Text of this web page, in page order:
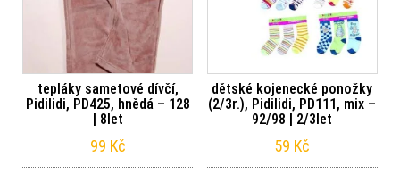
tepláky sametové dívčí,
Pidilidi, PD425, hnědá – 128
| 8let
99 Kč
dětské kojenecké ponožky
(2/3r.), Pidilidi, PD111, mix –
92/98 | 2/3let
59 Kč